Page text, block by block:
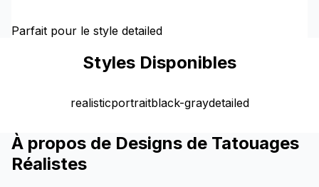
Parfait pour le style detailed
Styles Disponibles
realisticportraitblack-graydetailed
À propos de Designs de Tatouages
Réalistes